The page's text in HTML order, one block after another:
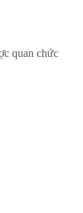
quan chức